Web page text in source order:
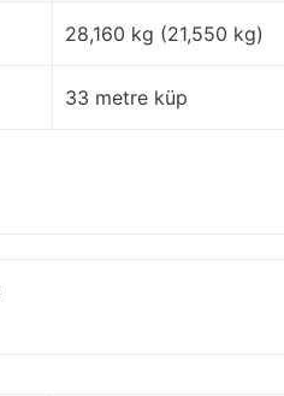
28,160 kg (21,550 kg)
33 metre küp